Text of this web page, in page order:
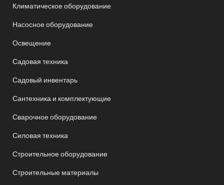
Климатическое оборудование
Насосное оборудование
Освещение
Садовая техника
Садовый инвентарь
Сантехника и комплектующие
Сварочное оборудование
Силовая техника
Строительное оборудование
Строительные материалы